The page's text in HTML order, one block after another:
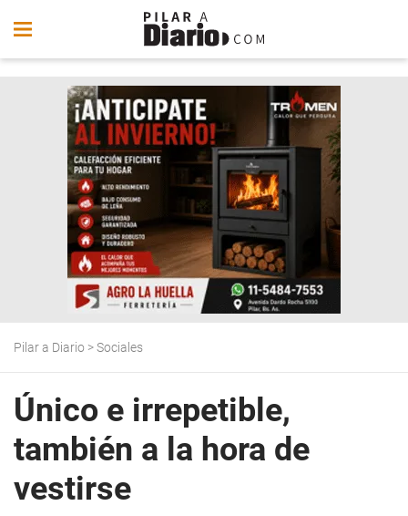
Pilar a Diario >Sociales
Único e irrepetible,
también a la hora de
vestirse